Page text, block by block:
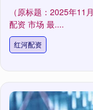
（原标题：2025年11
配资 市场 最....
红河配资